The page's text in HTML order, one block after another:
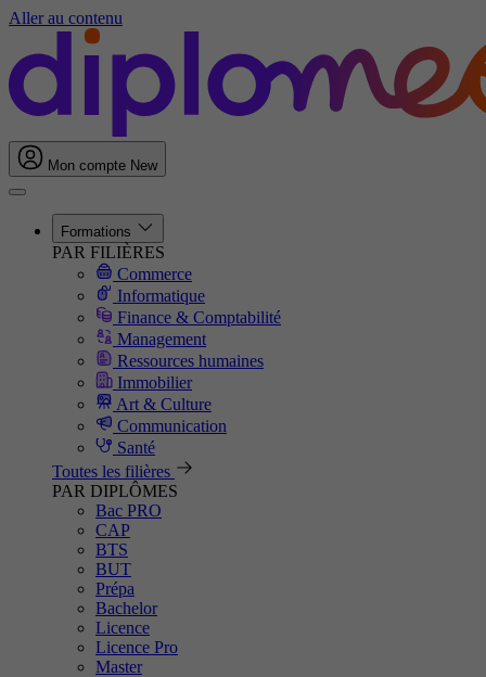
Aller au contenu
Mon compte New
Formations
PAR FILIÈRES
Commerce
Informatique
Finance & Comptabilité
Management
Ressources humaines
Immobilier
Art & Culture
Communication
Santé
Toutes les filières
PAR DIPLÔMES
Bac PRO
CAP
BTS
BUT
Prépa
Bachelor
Licence
Licence Pro
Master